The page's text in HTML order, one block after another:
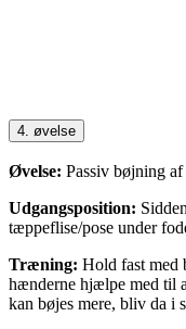
4. øvelse
Øvelse: Passiv bøjning
Udgangsposition:
tæppeflise/pose under
Træning: Hold fast med
hænderne hjælpe med til
kan bøjes mere, bliv da i